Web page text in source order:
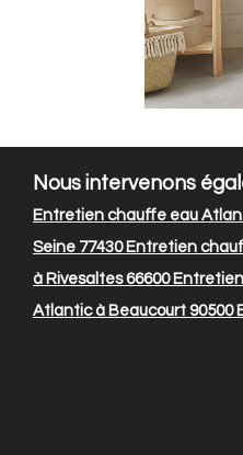
Nous intervenons
Entretien chauffe eau
Seine 77430Entretien
à Rivesaltes 66600Entretien
Atlantic à Beaucourt 90500